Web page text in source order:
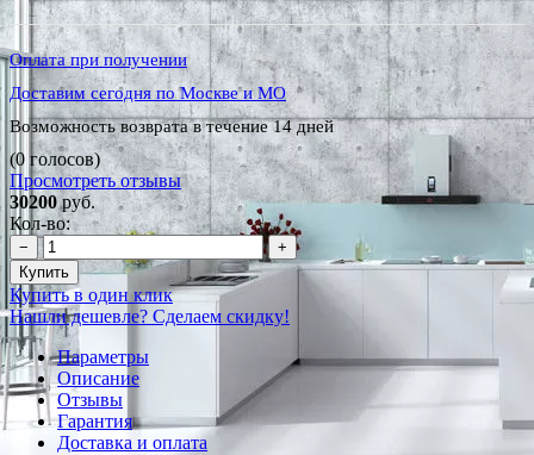
Оплата при получении
Доставим сегодня по Москве и МО
Возможность возврата в течение 14 дней
(0 голосов)
Просмотреть отзывы
30200руб.
Кол-во:
−
+
Купить
Купить в один клик
Нашли дешевле? Сделаем скидку!
Параметры
Описание
Отзывы
Гарантия
Доставка и оплата